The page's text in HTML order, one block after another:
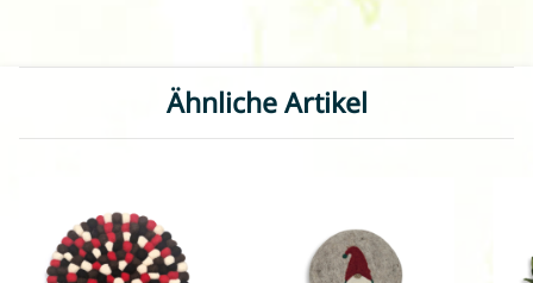
Ähnliche Artikel